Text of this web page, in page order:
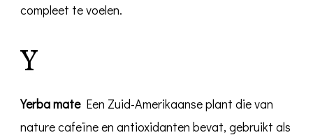
compleet te voelen.
Y
Yerba mateEen Zuid-Amerikaanse plant die van
nature cafeïne en antioxidanten bevat, gebruikt als